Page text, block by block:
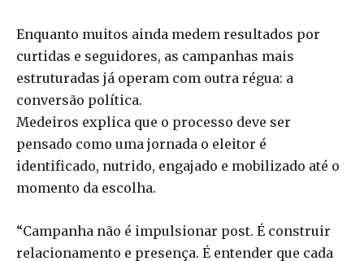
Enquanto muitos ainda medem resultados por
curtidas e seguidores, as campanhas mais
estruturadas já operam com outra régua: a
conversão política.
Medeiros explica que o processo deve ser
pensado como uma jornada o eleitor é
identificado, nutrido, engajado e mobilizado até o
momento da escolha.
“Campanha não é impulsionar post. É construir
relacionamento e presença. É entender que cada